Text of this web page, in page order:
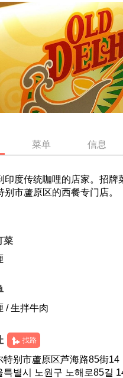
菜单 信息
印度传统咖哩的店家。招牌
别市蘆原区的西餐专门店。
菜
/ 生拌牛肉
找路
特别市蘆原区芦海路85街14
특별시 노원구 노해로85길